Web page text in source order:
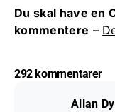
Du skal have en
kommentere –
292 kommentarer
Allan